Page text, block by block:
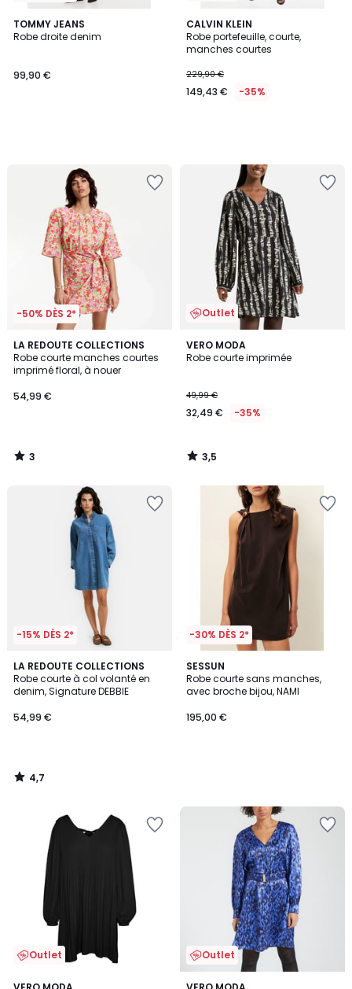
TOMMY JEANS
Robe droite denim
99,90 €
CALVIN KLEIN
Robe portefeuille, courte,
manches courtes
229,90 €
149,43 € -35%
-50% DÈS 2*
LA REDOUTE COLLECTIONS
Robe courte manches courtes
imprimé floral, à nouer
54,99 €
3
/
5
3
/
Outlet
VERO MODA
Robe courte imprimée
49,99 €
32,49 € -35%
3,5
/ 5
3,5
/
-15% DÈS 2*
LA REDOUTE COLLECTIONS
Robe courte à col volanté en
denim, Signature DEBBIE
54,99 €
4,7
/ 5
4,7
/
-30% DÈS 2*
SESSUN
Robe courte sans manches,
avec broche bijou, NAMI
195,00 €
Outlet
3,7
Outlet
4,5